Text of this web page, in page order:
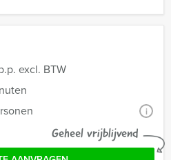
excl. BTW
i
Geheel vrijblijvend